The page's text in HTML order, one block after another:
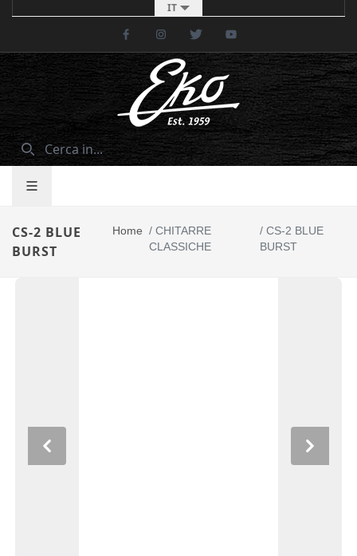
IT
FacebookInstagramTwitter
CS-2 BLUE
BURST
Home / CHITARRE
CLASSICHE
/CS-2 BLUE
BURST
Previous Next